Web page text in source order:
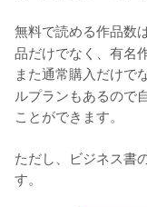
無料で読める作品数
品だけでなく、有名
また通常購入だけでな
ルプランもあるので
ことができます。
ただし、ビジネス書
す。